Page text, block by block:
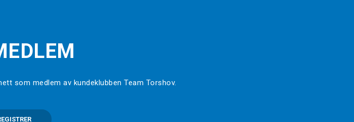
som medlem av kundeklubben Team Torshov.